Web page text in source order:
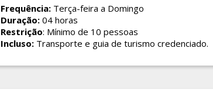
Frequência: Terça-feira a Domingo
Duração: 04 horas
Restrição: Mínimo de 10 pessoas
Incluso: Transporte e guia de turismo credenciado.